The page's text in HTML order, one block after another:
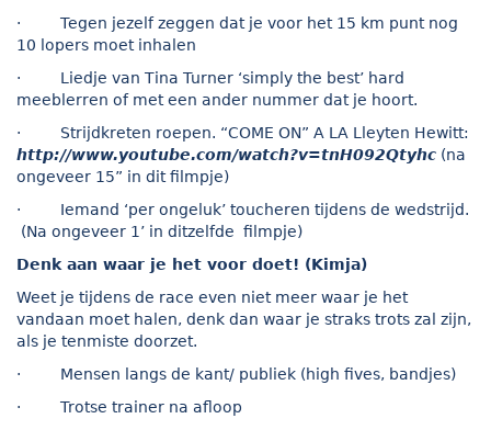
· Tegen jezelf zeggen dat je voor het 15 km punt nog
10 lopers moet inhalen
· Liedje van Tina Turner ‘simply the best’ hard
meeblerren of met een ander nummer dat je hoort.
· Strijdkreten roepen. “COME ON” A LA Lleyten Hewitt:
http://www.youtube.com/watch?v=tnH092Qtyhc (na
ongeveer 15” in dit filmpje)
· Iemand ‘per ongeluk’ toucheren tijdens de wedstrijd.
(Na ongeveer 1’ in ditzelfde filmpje)
Denk aan waar je het voor doet! (Kimja)
Weet je tijdens de race even niet meer waar je het
vandaan moet halen, denk dan waar je straks trots zal zijn,
als je tenmiste doorzet.
· Mensen langs de kant/ publiek (high fives, bandjes)
· Trotse trainer na afloop